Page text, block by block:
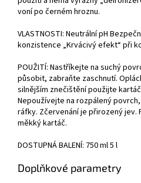
voní po černém hroznu.
VLASTNOSTI: Neutrální pH
konzistence „Krvácivý efekt“ při
POUŽITÍ: Nastříkejte na suchý
působit, zabraňte zaschnutí.
silnějším znečištění použijte
Nepoužívejte na rozpálený
ráfky. Zčervenání je přirozený
měkký kartáč.
DOSTUPNÁ BALENÍ: 750 ml 5 l
Doplňkové parametry